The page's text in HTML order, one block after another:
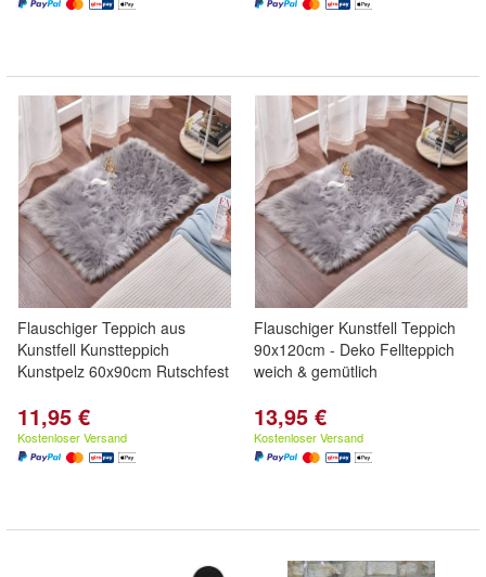
Flauschiger Teppich aus
Kunstfell Kunstteppich
Kunstpelz 60x90cm Rutschfest
11,95 €
Kostenloser Versand
Flauschiger Kunstfell Teppich
90x120cm - Deko Fellteppich
weich & gemütlich
13,95 €
Kostenloser Versand